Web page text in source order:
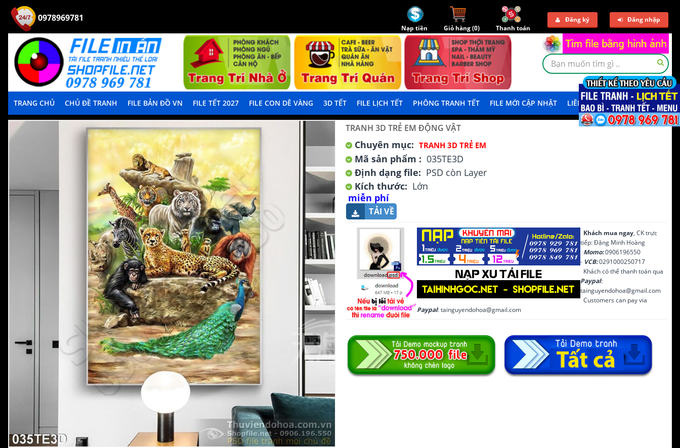
0978969781
Nạp tiền Giỏ hàng (0) Thanh toán
Đăng ký Đăng nhập
TRANG CHỦ CHỦ ĐỀ TRANH FILE BẢN ĐỒ VN FILE TẾT 2027 FILE CON DÊ VÀNG 3D TẾT FILE LỊCH TẾT PHÔNG TRANH TẾT FILE MỚI CẬP NHẬT LIÊN HỆ TẢI DEMO
TRANH 3D TRẺ EM ĐỘNG VẬT
Chuyên mục: TRANH 3D TRẺ EM
Mã sản phẩm : 035TE3D
Định dạng file: PSD còn Layer
Kích thước: Lớn
miễn phí
TẢI VỀ
Khách mua ngay, CK trực
tiếp: Đặng Minh Hoàng
Momo:0906196550
- VCB:0291000250717
Khách có thể thanh toán qua
Paypal:
tainguyendohoa@gmail.com
Customers can pay via
Paypal: tainguyendohoa@gmail.com